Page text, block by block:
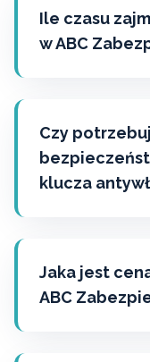
Ile czasu
w ABC
Czy
klucza
Jaka jest
ABC